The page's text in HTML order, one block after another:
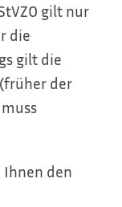
gilt nur
die
gilt die
der
Ihnen den